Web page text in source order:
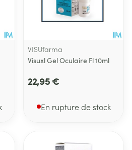
VISUfarma
Visuxl Gel Oculaire Fl 10ml
22,95 €
En rupture de stock